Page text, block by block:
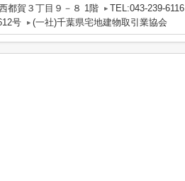
都賀３丁目９－８ 1階
TEL:043-239-6116
号
(一社)千葉県宅地建物取引業協会